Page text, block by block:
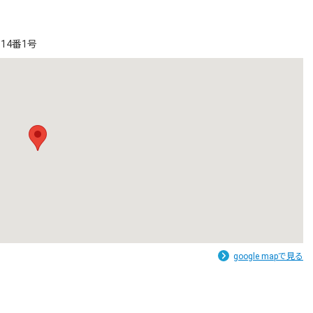
番1号
google mapで見る